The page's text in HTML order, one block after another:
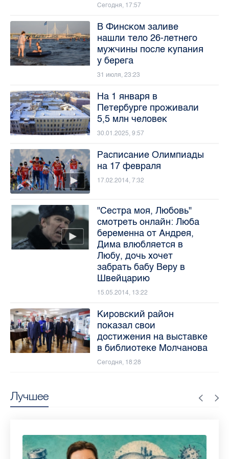
Лучшее
Сегодня, 17:57
В Финском заливе
нашли тело 26-летнего
мужчины после купания
у берега
31 июля, 23:23
На 1 января в
Петербурге проживали
5,5 млн человек
30.01.2025, 9:57
Расписание Олимпиады
на 17 февраля
17.02.2014, 7:32
"Сестра моя, Любовь"
смотреть онлайн: Люба
беременна от Андрея,
Дима влюбляется в
Любу, дочь хочет
забрать бабу Веру в
Швейцарию
15.05.2014, 13:22
Кировский район
показал свои
достижения на выставке
в библиотеке Молчанова
Сегодня, 18:28